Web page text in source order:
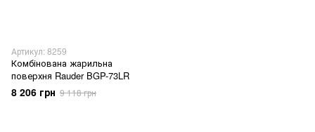
Артикул: 8259
Комбінована жарильна
поверхня Rauder BGP-73LR
8 206 грн 9 118 грн